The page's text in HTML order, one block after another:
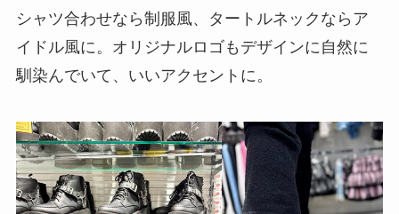
シャツ合わせなら制服風、タートルネックならア
イドル風に。オリジナルロゴもデザインに自然に
馴染んでいて、いいアクセントに。